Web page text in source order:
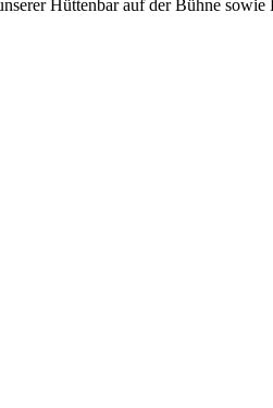
Hüttenbar auf der Bühne sowie